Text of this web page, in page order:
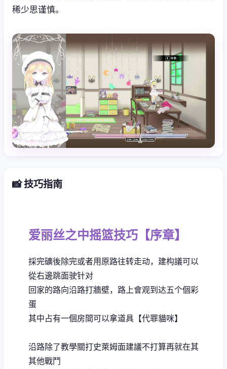
稀少思谨慎。
📸 技巧指南
爱丽丝之中摇篮技巧【序章】
採完礦後除完或者用原路往转走动，建构議可以
從右邊跳面驶针对
回家的路向沿路打牆壁，路上會观到达五个個彩
蛋
其中占有一個房間可以拿道具【代罪貓咪】
沿路除了教學關打史萊姆面建議不打算再就在其
其他戰鬥